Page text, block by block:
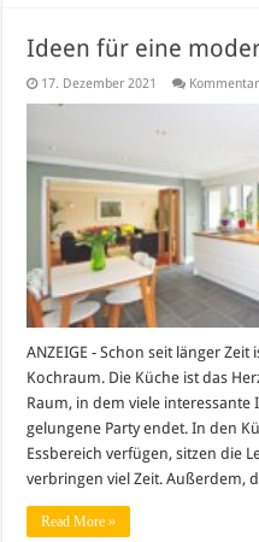
Ideen für eine
17. Dezember 2021
ANZEIGE - Schon seit länger
Kochraum. Die Küche ist das
Raum, in dem viele
gelungene Party endet. In den
Essbereich verfügen, sitzen die
verbringen viel Zeit. Außerdem,
Read More »